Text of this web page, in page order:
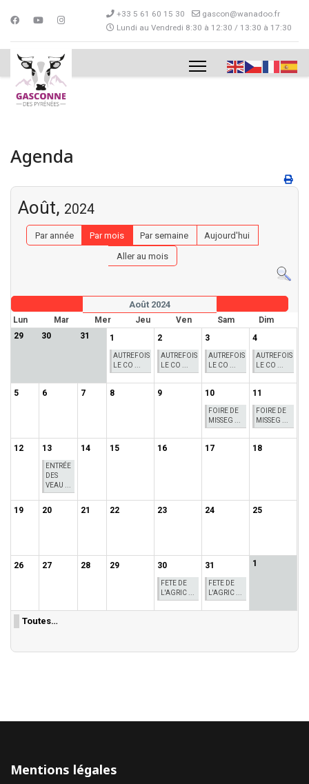
+33 5 61 60 15 30
gascon@wanadoo.fr
Lundi au Vendredi 8:30 à 12:30 / 13:30 à 17:30
Agenda
Août, 2024
Par année Par mois Par semaine
Aujourd'hui
Aller au mois
Août 2024
Lun Mar Mer Jeu Ven Sam
Dim
29
30 31 1
AUTREFOIS
LE CO ...
2
AUTREFOIS
LE CO ...
3
AUTREFOIS
LE CO ...
4
AUTREFOIS
LE CO ...
5 6 7 8 9 10
FOIRE DE
MISSEG ...
11
FOIRE DE
MISSEG ...
12 13
ENTRÉE
DES
VEAU ...
14 15 16 17 18
19 20 21 22 23 24 25
26 27 28 29 30
FETE DE
L'AGRIC ...
31
FETE DE
L'AGRIC ...
1
Toutes…
Mentions légales